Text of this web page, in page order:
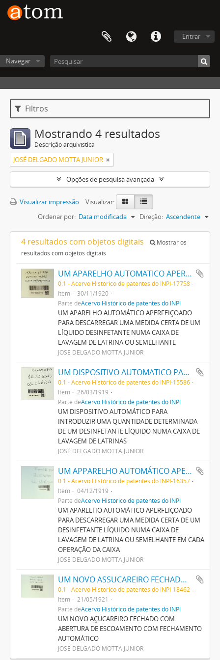
Entrar
Navegar
Filtros
Mostrando 4 resultados
Descrição arquivística
JOSÉ DELGADO MOTTA JUNIOR
Opções de pesquisa avançada
Visualizar impressão
Visualizar:
Ordenar por: Data modificada Direção: Ascendente
4 resultados com objetos digitais
Mostrar os
resultados com objetos digitais
UM APARELHO AUTOMATICO APERFEIÇOADO PARA DESCARREGAR UMA MEDIDA CERTA DE UM LIQUIDO DESINFECTANTE NUMA CAIXA DE LAVAGEM DE LATRINA OU SEMELHANTE
0.1 - Acervo Histórico de patentes do INPI-17758
Item
30/11/1920
Parte deAcervo Histórico de patentes do INPI
UM APARELHO AUTOMÁTICO APERFEIÇOADO
PARA DESCARREGAR UMA MEDIDA CERTA DE UM
LÍQUIDO DESINFETANTE NUMA CAIXA DE
LAVAGEM DE LATRINA OU SEMELHANTE
JOSÉ DELGADO MOTTA JUNIOR
UM DISPOSITIVO AUTOMATICO PARA INTRODUZIR UMA QUANTIDADE DETERMINADA DE UM DESINFECTANTE LIQUIDO NUMA CAIXA DE LAVAGEM DE LATRINAS
0.1 - Acervo Histórico de patentes do INPI-15586
Item
26/03/1919
Parte deAcervo Histórico de patentes do INPI
UM DISPOSITIVO AUTOMÁTICO PARA
INTRODUZIR UMA QUANTIDADE DETERMINADA
DE UM DESINFETANTE LÍQUIDO NUMA CAIXA DE
LAVAGEM DE LATRINAS
JOSÉ DELGADO MOTTA JUNIOR
UM APPARELHO AUTOMÁTICO APERFEIÇOADO PARA DESCARREGAR UMA MEDIDA CERTA DE UM DESINFECTANTE LIQUIDO NUMA CAIXA DE LAVAGEM DE LATRINA OU SEMELHANTE EM CADA OPERAÇÃO DA CAIXA
0.1 - Acervo Histórico de patentes do INPI-16357
Item
04/12/1919
Parte deAcervo Histórico de patentes do INPI
UM APARELHO AUTOMÁTICO APERFEIÇOADO
PARA DESCARREGAR UMA MEDIDA CERTA DE UM
DESINFETANTE LÍQUIDO NUMA CAIXA DE
LAVAGEM DE LATRINA OU SEMELHANTE EM CADA
OPERAÇÃO DA CAIXA
JOSÉ DELGADO MOTTA JUNIOR
UM NOVO ASSUCAREIRO FECHADO COM ABERTURA DE ESCOAMENTO COM FECHAMENTO AUTOMATICO
0.1 - Acervo Histórico de patentes do INPI-18462
Item
21/05/1921
Parte deAcervo Histórico de patentes do INPI
UM NOVO AÇUCAREIRO FECHADO COM
ABERTURA DE ESCOAMENTO COM FECHAMENTO
AUTOMÁTICO
JOSÉ DELGADO MOTTA JUNIOR